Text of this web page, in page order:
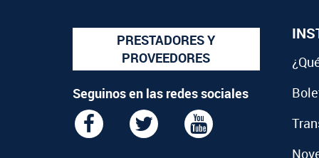
PRESTADORES Y
PROVEEDORES
Seguinos en las redes sociales